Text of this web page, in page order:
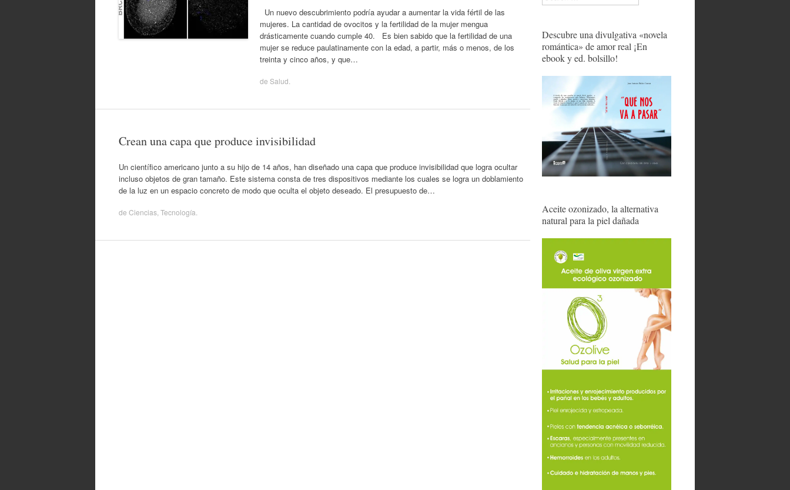
Un nuevo descubrimiento podría ayudar a aumentar la vida fértil de las
mujeres. La cantidad de ovocitos y la fertilidad de la mujer mengua
drásticamente cuando cumple 40. Es bien sabido que la fertilidad de una
mujer se reduce paulatinamente con la edad, a partir, más o menos, de los
treinta y cinco años, y que…
de Salud
Crean una capa que produce invisibilidad
Un científico americano junto a su hijo de 14 años, han diseñado una capa que produce invisibilidad que logra ocultar
incluso objetos de gran tamaño. Este sistema consta de tres dispositivos mediante los cuales se logra un doblamiento
de la luz en un espacio concreto de modo que oculta el objeto deseado. El presupuesto de…
de Ciencias Tecnología
Descubre una divulgativa «novela
romántica» de amor real ¡En
ebook y ed. bolsillo!
Aceite ozonizado, la alternativa
natural para la piel dañada